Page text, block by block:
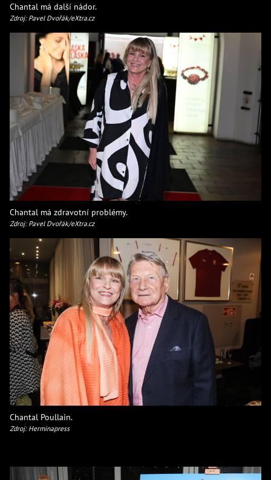
Chantal má další nádor.
Zdroj: Pavel Dvořák/eXtra.cz
Chantal má zdravotní problémy.
Zdroj: Pavel Dvořák/eXtra.cz
Chantal Poullain.
Zdroj: Herminapress